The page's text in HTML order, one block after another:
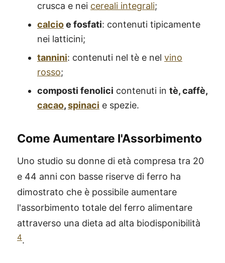
crusca e nei cereali integrali;
calcioe fosfati: contenuti tipicamente
nei latticini;
tannini: contenuti nel tè e nel vino
rosso;
composti fenolici contenuti in tè, caffè,
cacao,spinaci e spezie.
Come Aumentare l'Assorbimento
Uno studio su donne di età compresa tra 20
e 44 anni con basse riserve di ferro ha
dimostrato che è possibile aumentare
l'assorbimento totale del ferro alimentare
attraverso una dieta ad alta biodisponibilità
4.